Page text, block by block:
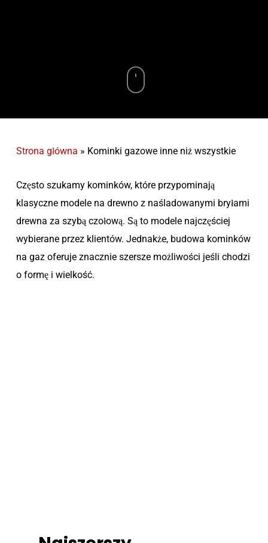
Strona główna » Kominki gazowe inne niż wszystkie
Często szukamy kominków, które przypominają
klasyczne modele na drewno z naśladowanymi bryłami
drewna za szybą czołową. Są to modele najczęściej
wybierane przez klientów. Jednakże, budowa kominków
na gaz oferuje znacznie szersze możliwości jeśli chodzi
o formę i wielkość.